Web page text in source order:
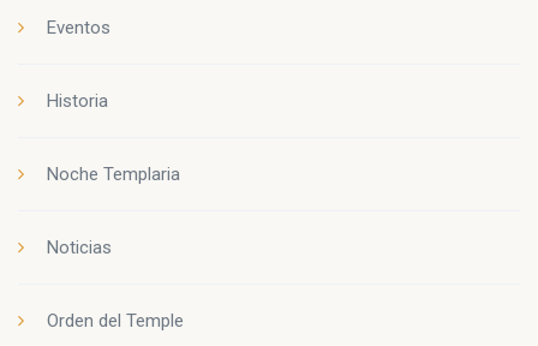
Eventos
Historia
Noche Templaria
Noticias
Orden del Temple